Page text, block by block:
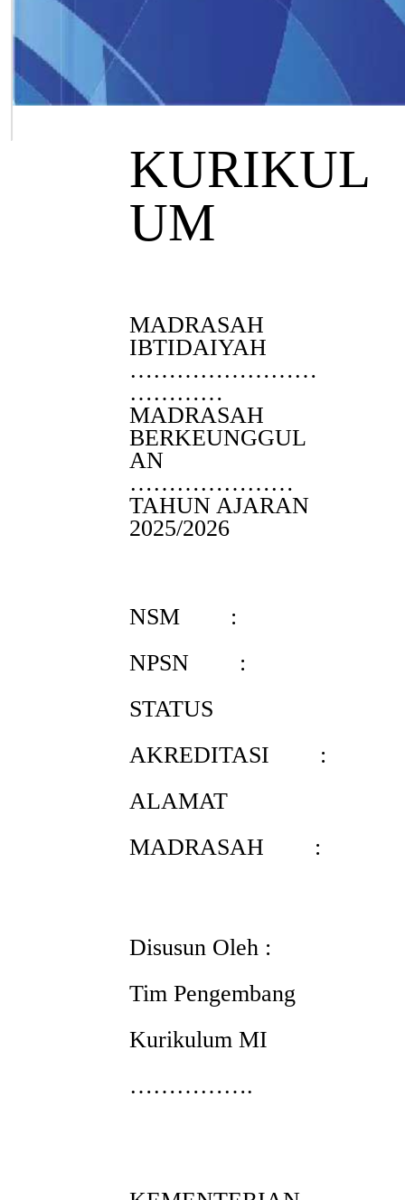
KURIKUL
UM
MADRASAH
IBTIDAIYAH
……………………
…………
MADRASAH
BERKEUNGGUL
AN
…………………
TAHUN AJARAN
2025/2026
NSM :
NPSN :
STATUS
AKREDITASI :
ALAMAT
MADRASAH :
Disusun Oleh :
Tim Pengembang
Kurikulum MI
…………….